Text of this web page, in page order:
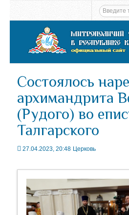
Состоялось
архимандрита
(Рудого) во
Талгарского
27.04.2023, 20:48 Церковь